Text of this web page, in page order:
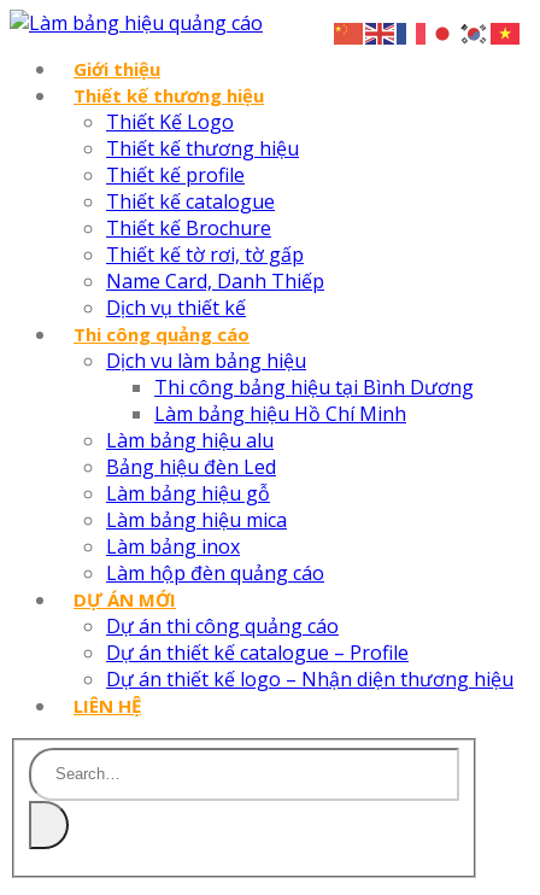
Giới thiệu
Thiết kế thương hiệu
Thiết Kế Logo
Thiết kế thương hiệu
Thiết kế profile
Thiết kế catalogue
Thiết kế Brochure
Thiết kế tờ rơi, tờ gấp
Name Card, Danh Thiếp
Dịch vụ thiết kế
Thi công quảng cáo
Dịch vu làm bảng hiệu
Thi công bảng hiệu tại Bình Dương
Làm bảng hiệu Hồ Chí Minh
Làm bảng hiệu alu
Bảng hiệu đèn Led
Làm bảng hiệu gỗ
Làm bảng hiệu mica
Làm bảng inox
Làm hộp đèn quảng cáo
DỰ ÁN MỚI
Dự án thi công quảng cáo
Dự án thiết kế catalogue – Profile
Dự án thiết kế logo – Nhận diện thương hiệu
LIÊN HỆ